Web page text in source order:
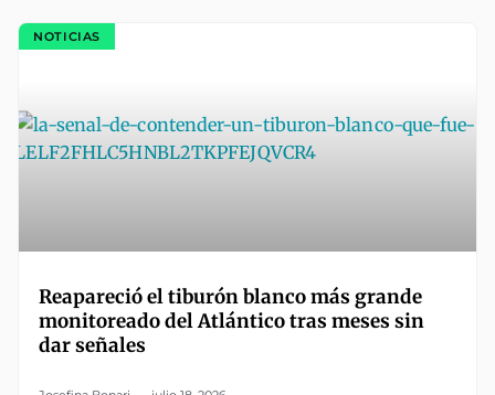
NOTICIAS
Reapareció el tiburón blanco más grande
monitoreado del Atlántico tras meses sin
dar señales